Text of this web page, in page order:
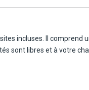
incluses. Il
sont libres et à votre